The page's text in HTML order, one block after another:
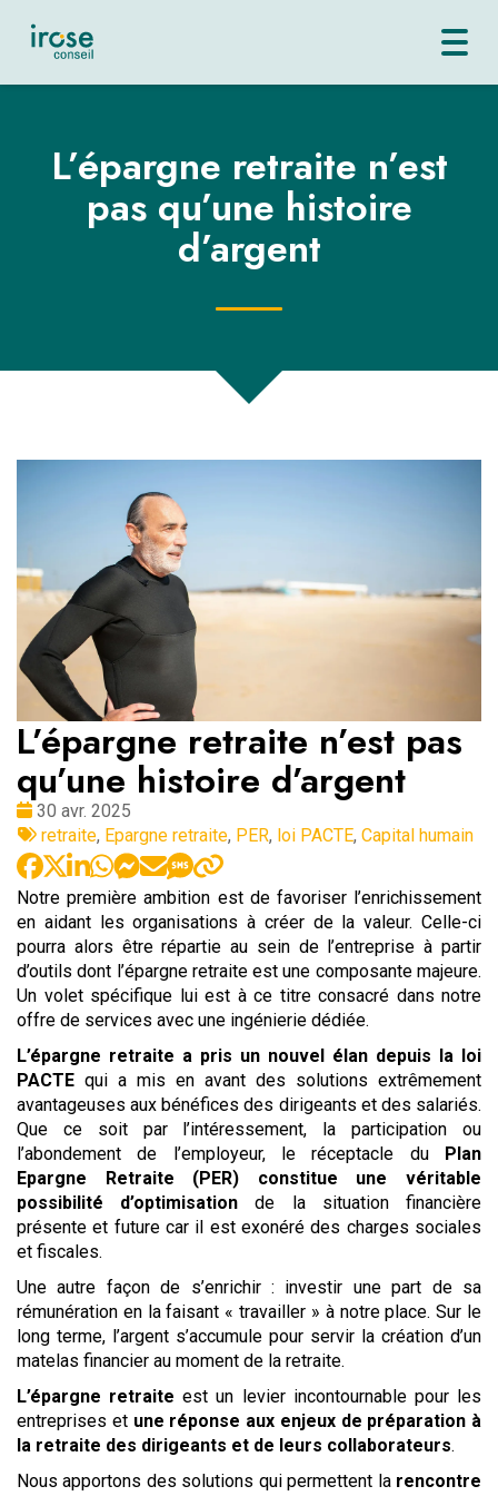
L’épargne retraite n’est
pas qu’une histoire
d’argent
L’épargne retraite n’est pas
qu’une histoire d’argent
Date
:
30 avr. 2025
Tags
:
retraite, Epargne retraite, PER, loi PACTE, Capital humain
Notre première ambition est de favoriser l’enrichissement
en aidant les organisations à créer de la valeur. Celle-ci
pourra alors être répartie au sein de l’entreprise à partir
d’outils dont l’épargne retraite est une composante majeure.
Un volet spécifique lui est à ce titre consacré dans notre
offre de services avec une ingénierie dédiée.
L’épargne retraite a pris un nouvel élan depuis la loi
PACTE qui a mis en avant des solutions extrêmement
avantageuses aux bénéfices des dirigeants et des salariés.
Que ce soit par l’intéressement, la participation ou
l’abondement de l’employeur, le réceptacle duPlan
Epargne Retraite (PER) constitue une véritable
possibilité d’optimisationde la situation financière
présente et future car il est exonéré des charges sociales
et fiscales.
Une autre façon de s’enrichir : investir une part de sa
rémunération en la faisant « travailler » à notre place. Sur le
long terme, l’argent s’accumule pour servir la création d’un
matelas financier au moment de la retraite.
L’épargne retraiteest un levier incontournable pour les
entreprises et une réponse aux enjeux de préparation à
la retraite des dirigeants et de leurs collaborateurs.
Nous apportons des solutions qui permettent la rencontre